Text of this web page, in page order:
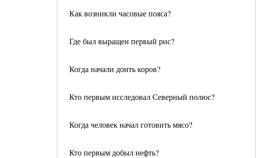
Как возникли часовые пояса?
Где был выращен первый рис?
Когда начали доить коров?
Кто первым исследовал Северный полюс?
Когда человек начал готовить мясо?
Кто первым добыл нефть?